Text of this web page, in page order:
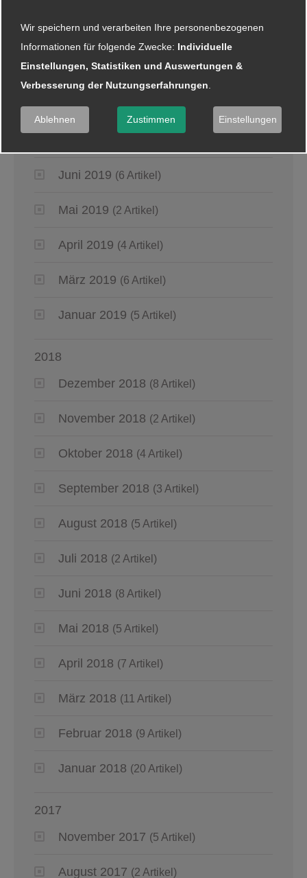
2019
September 2019 (4 Artikel)
August 2019 (4 Artikel)
Juni 2019 (6 Artikel)
Mai 2019 (2 Artikel)
April 2019 (4 Artikel)
März 2019 (6 Artikel)
Januar 2019 (5 Artikel)
2018
Dezember 2018 (8 Artikel)
November 2018 (2 Artikel)
Oktober 2018 (4 Artikel)
September 2018 (3 Artikel)
August 2018 (5 Artikel)
Juli 2018 (2 Artikel)
Juni 2018 (8 Artikel)
Mai 2018 (5 Artikel)
April 2018 (7 Artikel)
März 2018 (11 Artikel)
Februar 2018 (9 Artikel)
Januar 2018 (20 Artikel)
2017
November 2017 (5 Artikel)
August 2017 (2 Artikel)
Wir speichern und verarbeiten Ihre personenbezogenen
Informationen für folgende Zwecke: Individuelle
Einstellungen, Statistiken und Auswertungen &
Verbesserung der Nutzungserfahrungen
Ablehnen Zustimmen Einstellungen